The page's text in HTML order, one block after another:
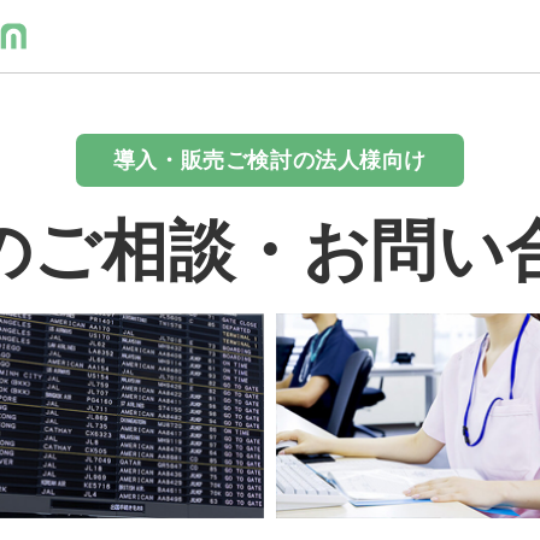
導入・販売ご検討の法人様向け
ご相談・お問い